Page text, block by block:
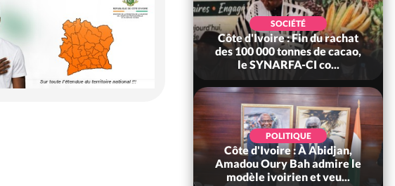
POLITIQUE
Côte d'Ivoire : Fête nationale,
Alassane Ouattara accorde
la grâce à 4 661...
SOCIÉTÉ
Côte d'Ivoire : Fin du rachat
des 100 000 tonnes de cacao,
le SYNARFA-CI co...
POLITIQUE
Côte d'Ivoire : À Abidjan,
Amadou Oury Bah admire le
modèle ivoirien et veu...